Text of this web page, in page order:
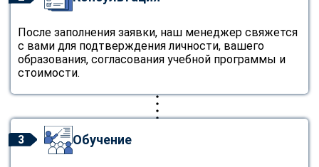
После заполнения заявки, наш менеджер свяжется
с вами для подтверждения личности, вашего
образования, согласования учебной программы и
стоимости.
3 Обучение